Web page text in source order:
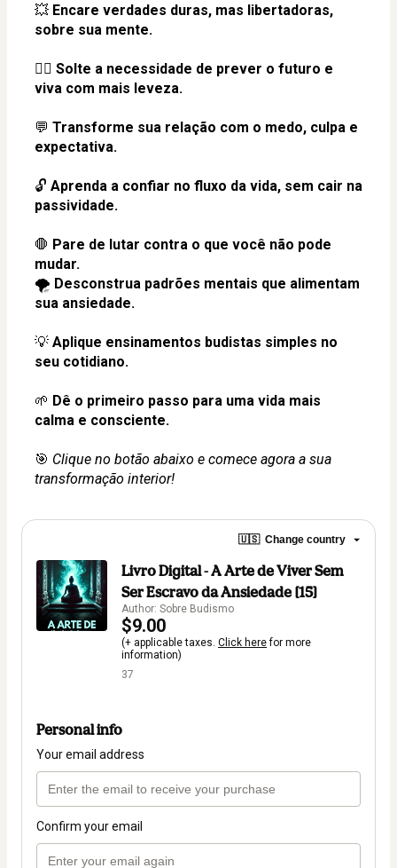
💥 Encare verdades duras, mas libertadoras,
sobre sua mente.
🧘‍♀️ Solte a necessidade de prever o futuro e
viva com mais leveza.
💬 Transforme sua relação com o medo, culpa e
expectativa.
🔓 Aprenda a confiar no fluxo da vida, sem cair na
passividade.
🛑 Pare de lutar contra o que você não pode
mudar.
🌪️ Desconstrua padrões mentais que alimentam
sua ansiedade.
💡 Aplique ensinamentos budistas simples no
seu cotidiano.
🌱 Dê o primeiro passo para uma vida mais
calma e consciente.
🎯 Clique no botão abaixo e comece agora a sua
transformação interior!
🇺🇸 Change country
Livro Digital - A Arte de Viver Sem
Ser Escravo da Ansiedade [15]
Author: Sobre Budismo
$9.00
(+ applicable taxes. Click herefor more
information)
37
Personal info
Your email address
Confirm your email